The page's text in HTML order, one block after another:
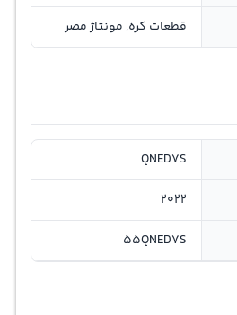
قطعات کره, مونتاژ مصر
QNED7S
2022
55QNED7S